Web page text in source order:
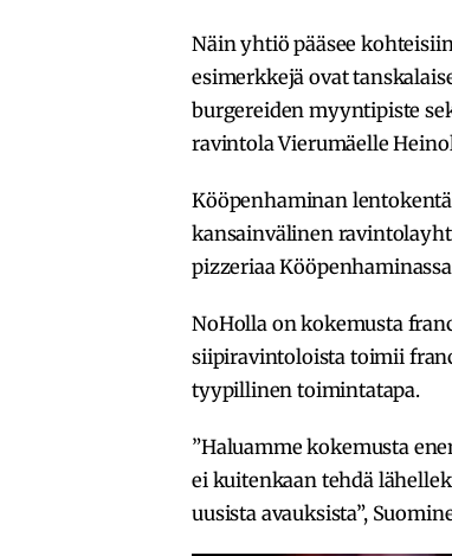
Näin yhtiö pääsee
esimerkkejä ovat
burgereiden myyntipiste
ravintola Vierumäelle
Kööpenhaminan
kansainvälinen
pizzeriaa
NoHolla on kokemusta
siipiravintoloista toimii
tyypillinen toimintatapa.
”Haluamme kokemusta
ei kuitenkaan tehdä
uusista avauksista”,